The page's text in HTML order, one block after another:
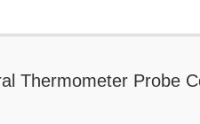
Thermometer Probe